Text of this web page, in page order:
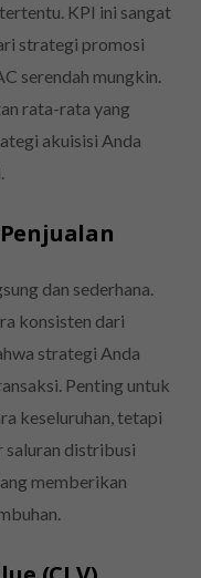
KPI ini sangat
strategi promosi
serendah mungkin.
rata-rata yang
akuisisi Anda
dan sederhana.
konsisten dari
strategi Anda
Penting untuk
keseluruhan, tetapi
saluran distribusi
memberikan